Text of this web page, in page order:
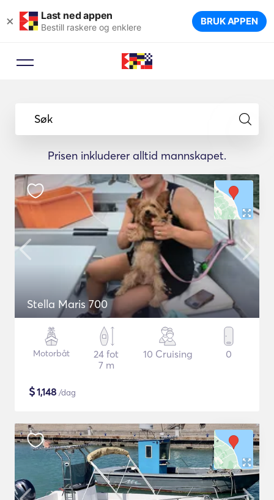
× Last ned appen
Bestill raskere og enklere BRUK APPEN
Søk
Prisen inkluderer alltid mannskapet.
Stella Maris 700
Motorbåt
24 fot
7 m
10 Cruising 0
$1,148 /dag